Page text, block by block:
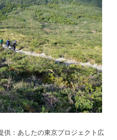
：あしたの東京プロジェクト広